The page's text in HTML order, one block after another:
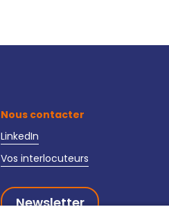
Nous contacter
LinkedIn
Vos interlocuteurs
Newsletter